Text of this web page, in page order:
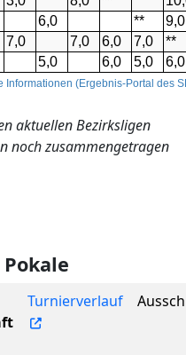
aktuellen Bezirksligen
noch zusammengetragen
Turnierverlauf